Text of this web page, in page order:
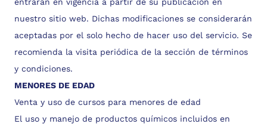
nuestro sitio web. Dichas modificaciones se considerarán
aceptadas por el solo hecho de hacer uso del servicio. Se
recomienda la visita periódica de la sección de términos
y condiciones.
MENORES DE EDAD
Venta y uso de cursos para menores de edad
El uso y manejo de productos químicos incluidos en